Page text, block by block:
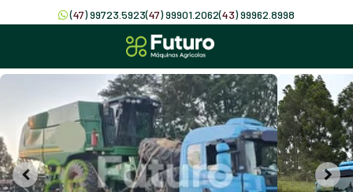
(47) 99723.5923(47) 99901.2062(43) 99962.8998